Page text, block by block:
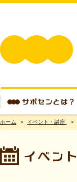
サポセンとは？
ホーム > イベント・講座 >